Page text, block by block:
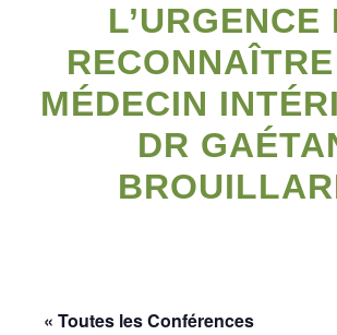
L’URGENCE
MÉDECIN
DR
« Toutes les Conférences